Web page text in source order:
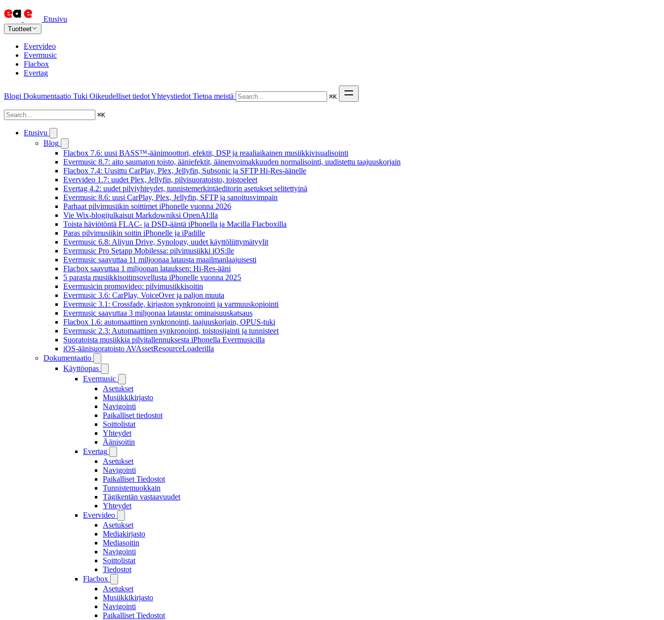
Etusivu
Tuotteet
Evervideo
Evermusic
Flacbox
Evertag
Blogi Dokumentaatio Tuki Oikeudelliset tiedotYhteystiedot Tietoa meistä ⌘K
⌘K
Etusivu
Blog
Flacbox 7.6: uusi BASS™-äänimoottori, efektit, DSP ja reaaliaikainen musiikkivisualisointi
Evermusic 8.7: aito saumaton toisto, ääniefektit, äänenvoimakkuuden normalisointi, uudistettu taajuuskorjain
Flacbox 7.4: Uusittu CarPlay, Plex, Jellyfin, Subsonic ja SFTP Hi-Res-äänelle
Evervideo 1.7: uudet Plex, Jellyfin, pilvisuoratoisto, toistoeleet
Evertag 4.2: uudet pilviyhteydet, tunnistemerkintäeditorin asetukset selitettyinä
Evermusic 8.6: uusi CarPlay, Plex, Jellyfin, SFTP ja sanoitusvimpain
Parhaat pilvimusiikin soittimet iPhonelle vuonna 2026
Vie Wix-blogijulkaisut Markdowniksi OpenAI:lla
Toista häviötöntä FLAC- ja DSD-ääntä iPhonella ja Macilla Flacboxilla
Paras pilvimusiikin soitin iPhonelle ja iPadille
Evermusic 6.8: Aliyun Drive, Synology, uudet käyttöliittymätyylit
Evermusic Pro Setapp Mobilessa: pilvimusiikki iOS:lle
Evermusic saavuttaa 11 miljoonaa latausta maailmanlaajuisesti
Flacbox saavuttaa 1 miljoonan latauksen: Hi-Res-ääni
5 parasta musiikkisoitinsovellusta iPhonelle vuonna 2025
Evermusicin promovideo: pilvimusiikkisoitin
Evermusic 3.6: CarPlay, VoiceOver ja paljon muuta
Evermusic 3.1: Crossfade, kirjaston synkronointi ja varmuuskopiointi
Evermusic saavuttaa 3 miljoonaa latausta: ominaisuuskatsaus
Flacbox 1.6: automaattinen synkronointi, taajuuskorjain, OPUS-tuki
Evermusic 2.3: Automaattinen synkronointi, toistosijainti ja tunnisteet
Suoratoista musiikkia pilvitallennuksesta iPhonella Evermusicilla
iOS-äänisuoratoisto AVAssetResourceLoaderilla
Dokumentaatio
Käyttöopas
Evermusic
Asetukset
Musiikkikirjasto
Navigointi
Paikalliset tiedostot
Soittolistat
Yhteydet
Äänisoitin
Evertag
Asetukset
Navigointi
Paikalliset Tiedostot
Tunnistemuokkain
Tägikentän vastaavuudet
Yhteydet
Evervideo
Asetukset
Mediakirjasto
Mediasoitin
Navigointi
Soittolistat
Tiedostot
Flacbox
Asetukset
Musiikkikirjasto
Navigointi
Paikalliset Tiedostot